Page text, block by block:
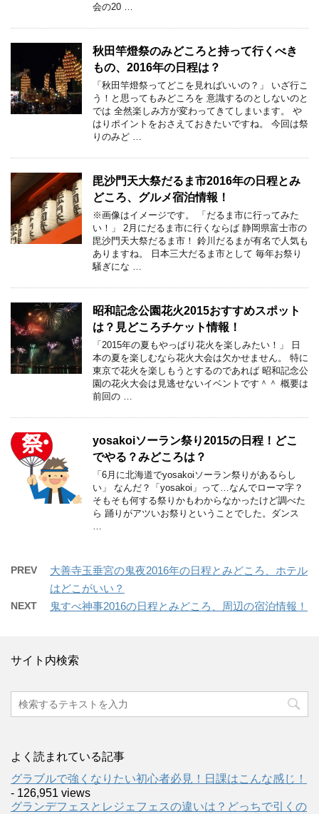
会の20 …
秋田竿燈祭のみどころと持って行くべき
もの、2016年の日程は？
「秋田竿燈祭ってどこを見ればいいの？」 いざ行こ
う！と思ってもみどころを 意識するのとしないのと
では 全然楽しみ方が変わってきてしまいます。 や
はりポイントをおさえておきたいですね。 今回は祭
りのみど …
毘沙門天大祭だるま市2016年の日程とみ
どころ、グルメ宿泊情報！
※画像はイメージです。 「だるま市に行ってみた
い！」 2月にだるま市に行くならば 静岡県富士市の
毘沙門天大祭だるま市！ 鈴川だるまが有名で人気も
ありますね。 日本三大だるま市として 毎年お祭り
騒ぎにな …
昭和記念公園花火2015おすすめスポット
は？見どころチケット情報！
「2015年の夏もやっぱり花火を楽しみたい！」 日
本の夏を楽しむなら花火大会は欠かせません。 特に
東京で花火を楽しもうとするのであれば 昭和記念公
園の花火大会は見逃せないイベントです＾＾ 概要は
前回の …
yosakoiソーラン祭り2015の日程！どこ
でやる？みどころは？
「6月に北海道でyosakoiソーラン祭りがあるらし
い」 なんだ？「yosakoi」って…なんでローマ字？
そもそも何する祭りかもわからなかったけど調べた
ら 踊りがアツいお祭りということでした。ダンス
PREV
大善寺玉垂宮の鬼夜2016年の日程とみどころ、ホテル
はどこがいい？
NEXT 鬼すべ神事2016の日程とみどころ、周辺の宿泊情報！
サイト内検索
よく読まれている記事
グラブルで強くなりたい初心者必見！日課はこんな感じ！
- 126,951 views
グランデフェスとレジェフェスの違いは？どっちで引くの